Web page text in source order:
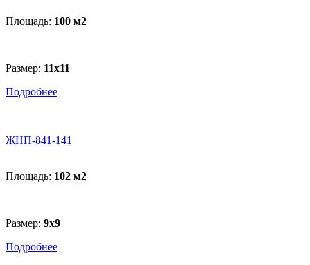
Площадь: 100 м2
Размер: 11x11
Подробнее
ЖНП-841-141
Площадь: 102 м2
Размер: 9х9
Подробнее